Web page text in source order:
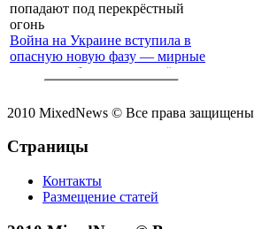
Война на Украине вступила в
опасную новую фазу — мирные
жители с обеих сторон всё чаще
2010 MixedNews © Все права защищены
Страницы
Контакты
Размещение статей